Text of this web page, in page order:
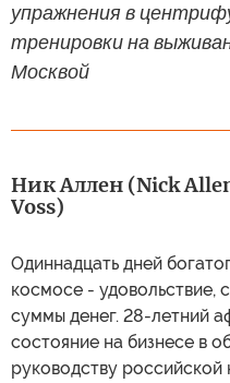
упражнения в
тренировки на
Москвой
Ник Аллен (Nick
Voss)
Одиннадцать дней
космосе - удовольствие,
суммы денег. 28-летний
состояние на бизнесе в
руководству